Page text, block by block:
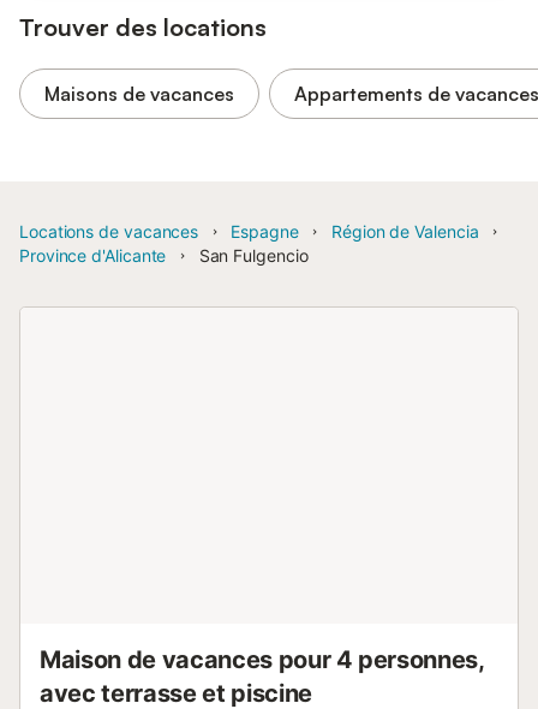
Trouver des locations
Maisons de vacances Appartements de vacances
Locations de vacances Espagne
Région de Valencia
Province d'Alicante
San Fulgencio
Maison de vacances pour 4 personnes,
avec terrasse et piscine